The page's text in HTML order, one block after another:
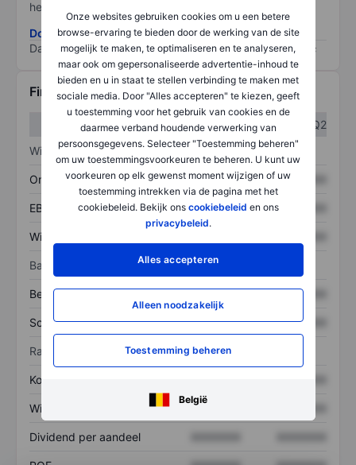
Onze websites gebruiken cookies om u een betere
browse-ervaring te bieden door de werking van de site
mogelijk te maken, te optimaliseren en te analyseren,
maar ook om gepersonaliseerde advertentie-inhoud te
bieden en u in staat te stellen verbinding te maken met
sociale media. Door "Alles accepteren" te kiezen, geeft
u toestemming voor het gebruik van cookies en de
daarmee verband houdende verwerking van
persoonsgegevens. Selecteer "Toestemming beheren"
om uw toestemmingsvoorkeuren te beheren. U kunt uw
voorkeuren op elk gewenst moment wijzigen of uw
toestemming intrekken via de pagina met het
cookiebeleid. Bekijk ons cookiebeleid en ons
privacybeleid.
Alles accepteren
Alleen noodzakelijk
Toestemming beheren
België
het grootste risico).
Download de ESG-risicomethodologie
Data provided by
/
Financiële gegevens
Q1
Q2
Winst/verlies
Omzet XXXXXXX XXXXXXX
EBITDA XXXXXXX XXXXXXX
Winst
Balans
Bezittingen XXXXXXX XXXXXXX
Schulden XXXXXXX XXXXXXX
Ratio's
Koers/omzetratio
Winst per aandeel XXXXXXX
Dividend per aandeel